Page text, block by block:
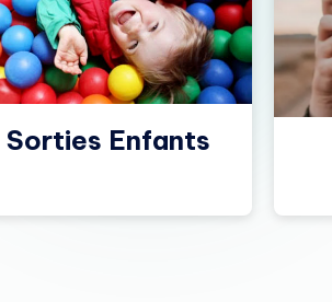
Sorties Enfants